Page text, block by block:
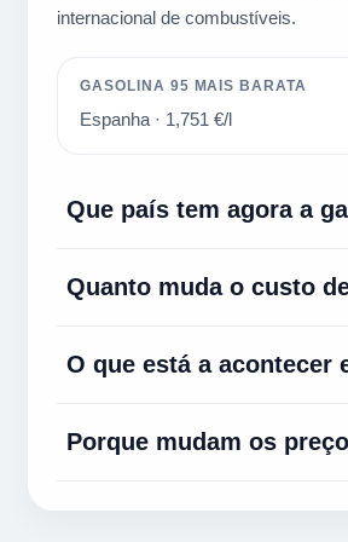
internacional de combustíveis.
GASOLINA 95 MAIS BARATA
Espanha · 1,751 €/l
Que país tem agora a
Segundo os últimos dados
Quanto muda o custo
Tomando como referência um
O que está a acontecer
EmEspanha, o combustível mais
Porque mudam os